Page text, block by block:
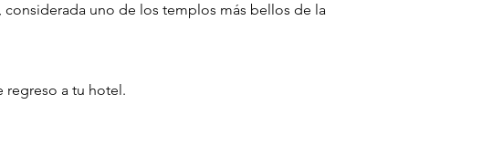
considerada uno de los templos más bellos de la
regreso a tu hotel.